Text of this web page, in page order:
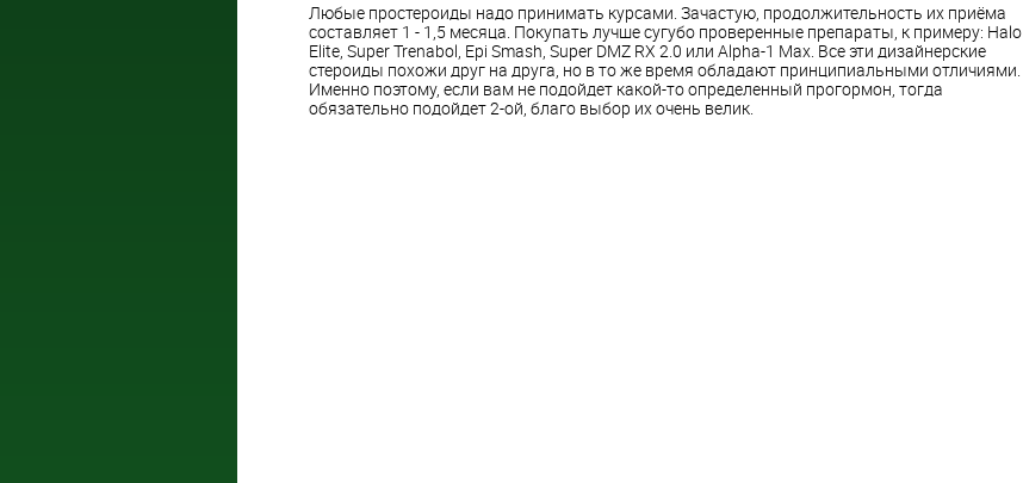
Любые простероиды надо принимать курсами. Зачастую, продолжительность их приёма
составляет 1 - 1,5 месяца. Покупать лучше сугубо проверенные препараты, к примеру: Halo
Elite, Super Trenabol, Epi Smash, Super DMZ RX 2.0 или Alpha-1 Max. Все эти дизайнерские
стероиды похожи друг на друга, но в то же время обладают принципиальными отличиями.
Именно поэтому, если вам не подойдет какой-то определенный прогормон, тогда
обязательно подойдет 2-ой, благо выбор их очень велик.